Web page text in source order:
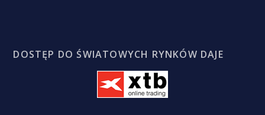
DOSTĘP DO ŚWIATOWYCH RYNKÓW DAJE